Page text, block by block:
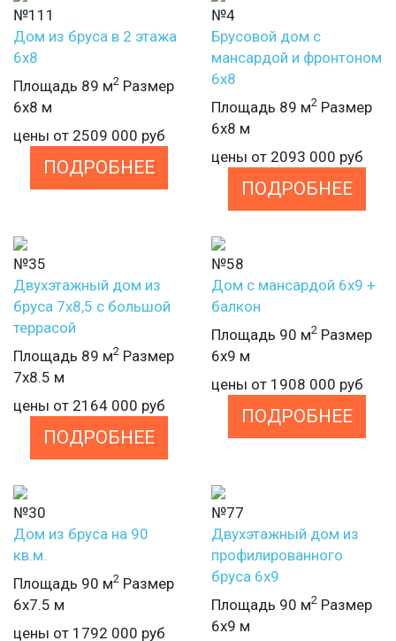
№111
Дом из бруса в 2 этажа
6х8
Площадь 89 м2 Размер
6х8 м
цены от 2509 000 руб
ПОДРОБНЕЕ
№4
Брусовой дом с
мансардой и фронтоном
6х8
Площадь 89 м2 Размер
6х8 м
цены от 2093 000 руб
ПОДРОБНЕЕ
№35
Двухэтажный дом из
бруса 7х8,5 с большой
террасой
Площадь 89 м2 Размер
7х8.5 м
цены от 2164 000 руб
ПОДРОБНЕЕ
№58
Дом с мансардой 6х9 +
балкон
Площадь 90 м2 Размер
6х9 м
цены от 1908 000 руб
ПОДРОБНЕЕ
№30
Дом из бруса на 90
кв.м.
Площадь 90 м2 Размер
6х7.5 м
цены от 1792 000 руб
№77
Двухэтажный дом из
профилированного
бруса 6х9
Площадь 90 м2 Размер
6х9 м